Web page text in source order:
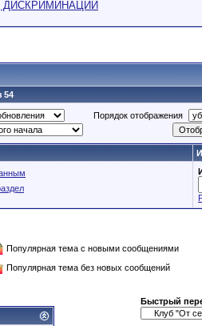
54
Порядок отображения
Популярная тема с новыми сообщениями
Популярная тема без новых сообщений
Быстрый